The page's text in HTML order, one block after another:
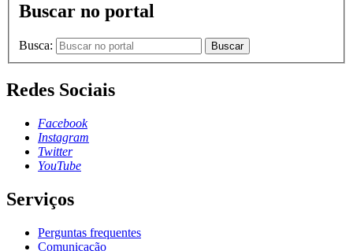
Buscar no portal
Busca: Buscar
Redes Sociais
Facebook
Instagram
Twitter
YouTube
Serviços
Perguntas frequentes
Comunicação